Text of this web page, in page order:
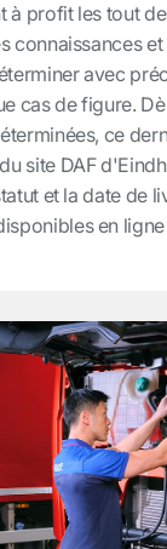
à profit les tout
connaissances
avec
cas de figure.
ce
site DAF
et la date de
en